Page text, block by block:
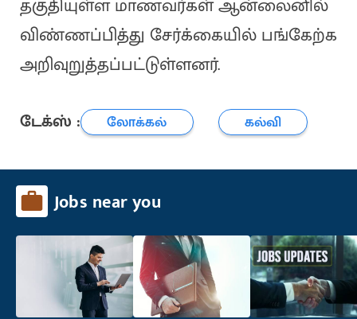
தகுதியுள்ள மாணவர்கள் ஆன்லைனில்
விண்ணப்பித்து சேர்க்கையில் பங்கேற்க
அறிவுறுத்தப்பட்டுள்ளனர்.
டேக்ஸ் : லோக்கல் கல்வி
Jobs near you